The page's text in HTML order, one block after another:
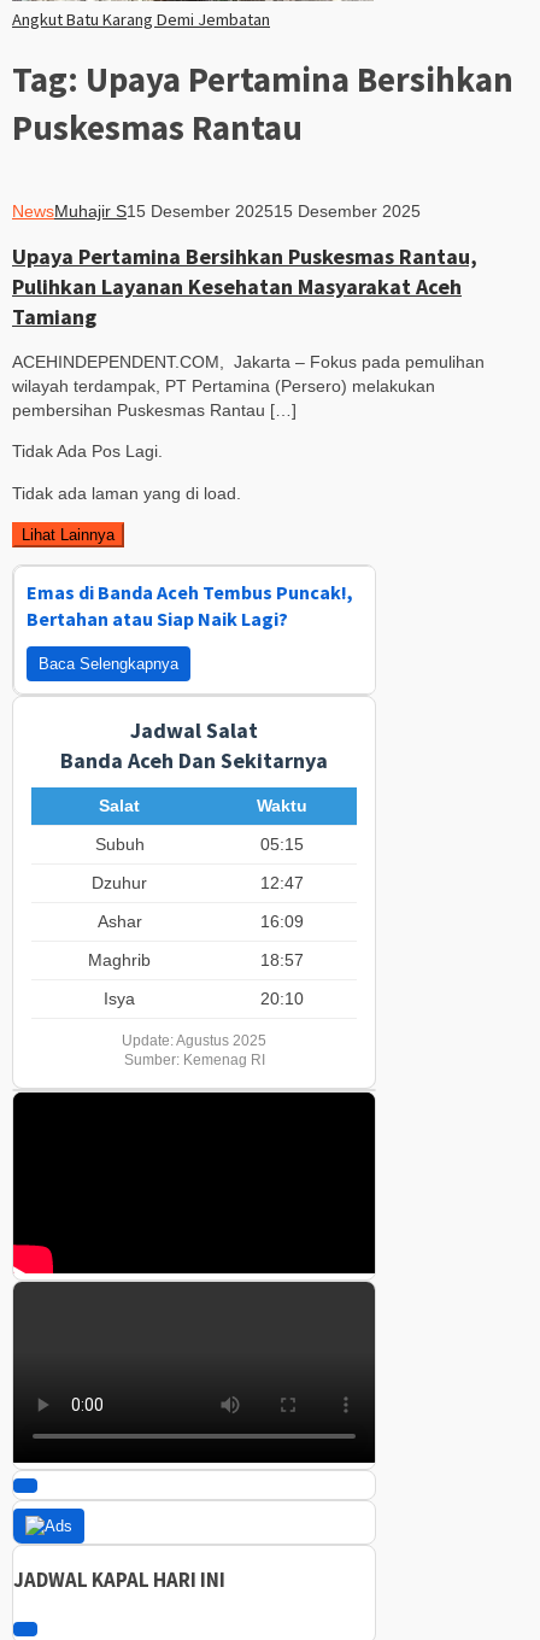
Angkut Batu Karang Demi Jembatan
Tag: Upaya Pertamina Bersihkan
Puskesmas Rantau
NewsMuhajir S15 Desember 202515 Desember 2025
Upaya Pertamina Bersihkan Puskesmas Rantau,
Pulihkan Layanan Kesehatan Masyarakat Aceh
Tamiang
ACEHINDEPENDENT.COM, Jakarta – Fokus pada pemulihan
wilayah terdampak, PT Pertamina (Persero) melakukan
pembersihan Puskesmas Rantau […]
Tidak Ada Pos Lagi.
Tidak ada laman yang di load.
Lihat Lainnya
Emas di Banda Aceh Tembus Puncak!,
Bertahan atau Siap Naik Lagi?
Baca Selengkapnya
Jadwal Salat
Banda Aceh Dan Sekitarnya
Salat
Waktu
Subuh
05:15
Dzuhur
12:47
Ashar
16:09
Maghrib
18:57
Isya
20:10
Update: Agustus 2025
Sumber: Kemenag RI
JADWAL KAPAL HARI INI